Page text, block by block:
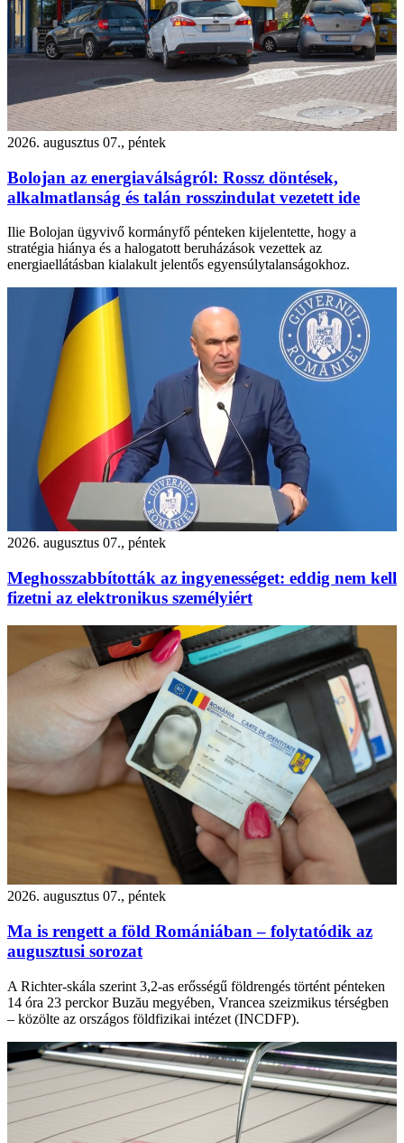
2026. augusztus 07., péntek
Bolojan az energiaválságról: Rossz döntések,
alkalmatlanság és talán rosszindulat vezetett ide
Ilie Bolojan ügyvivő kormányfő pénteken kijelentette, hogy a
stratégia hiánya és a halogatott beruházások vezettek az
energiaellátásban kialakult jelentős egyensúlytalanságokhoz.
2026. augusztus 07., péntek
Meghosszabbították az ingyenességet: eddig nem kell
fizetni az elektronikus személyiért
2026. augusztus 07., péntek
Ma is rengett a föld Romániában – folytatódik az
augusztusi sorozat
A Richter-skála szerint 3,2-as erősségű földrengés történt pénteken
14 óra 23 perckor Buzău megyében, Vrancea szeizmikus térségben
– közölte az országos földfizikai intézet (INCDFP).